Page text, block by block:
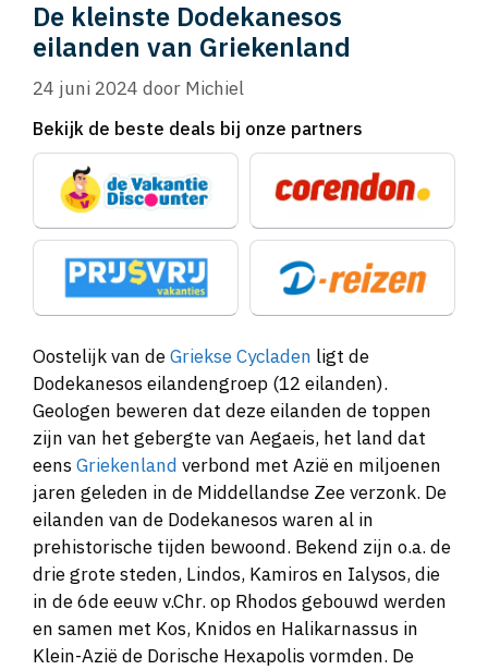
De kleinste Dodekanesos
eilanden van Griekenland
24 juni 2024 door Michiel
Bekijk de beste deals bij onze partners
Oostelijk van deGriekse Cycladen ligt de
Dodekanesos eilandengroep (12 eilanden).
Geologen beweren dat deze eilanden de toppen
zijn van het gebergte van Aegaeis, het land dat
eensGriekenland verbond met Azië en miljoenen
jaren geleden in de Middellandse Zee verzonk. De
eilanden van de Dodekanesos waren al in
prehistorische tijden bewoond. Bekend zijn o.a. de
drie grote steden, Lindos, Kamiros en Ialysos, die
in de 6de eeuw v.Chr. op Rhodos gebouwd werden
en samen met Kos, Knidos en Halikarnassus in
Klein-Azië de Dorische Hexapolis vormden. De